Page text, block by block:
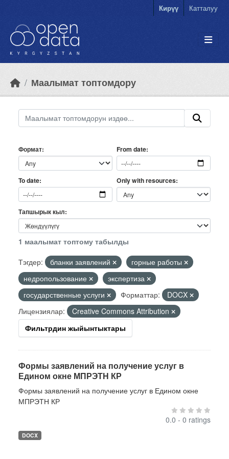
Кирүү Катталуу
Маалымат топтомдору
Формат From date
To date Only with resources
Тапшырык кыл
1 маалымат топтому табылды
Тэгдер:
бланки заявлений
горные работы
недропользование
экспертиза
государственные услуги
Форматтар:
DOCX
Лицензиялар:
Creative Commons Attribution
Фильтрдин жыйынтыктары
Формы заявлений на получение услуг в
Едином окне МПРЭТН КР
Формы заявлений на получение услуг в Едином окне
МПРЭТН КР
0.0 - 0 ratings
DOCX